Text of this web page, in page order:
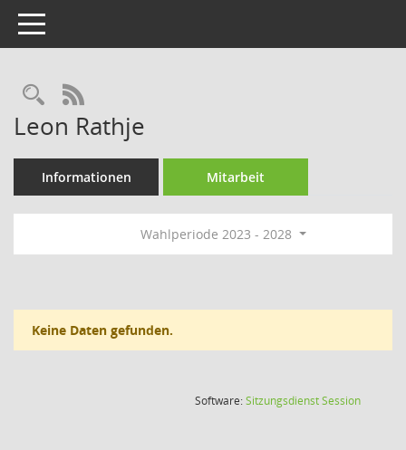
Toggle navigation
Rechercheauswahl
RSS-Feed
Leon Rathje
Informationen Mitarbeit
Wahlperiode 2023 - 2028
Keine Daten gefunden.
Software:SitzungsdienstSession(Wird in